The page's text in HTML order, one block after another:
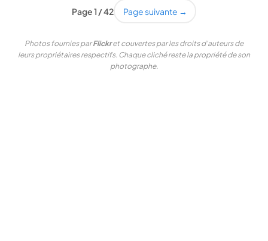
Page 1 / 42 Page suivante →
Photos fournies parFlickret couvertes par les droits d'auteurs de
leurs propriétaires respectifs. Chaque cliché reste la propriété de son
photographe.